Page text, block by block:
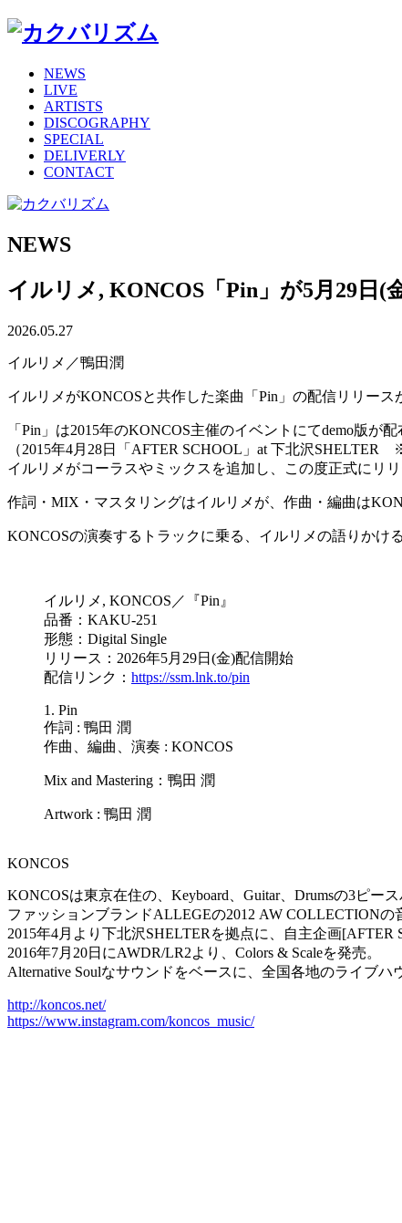
NEWS
LIVE
ARTISTS
DISCOGRAPHY
SPECIAL
DELIVERLY
CONTACT
NEWS
イルリメ, KONCOS「Pin」が5月29日(
2026.05.27
イルリメ／鴨田潤
イルリメがKONCOSと共作した楽曲「Pin」の配信リリース
「Pin」は2015年のKONCOS主催のイベントにてdemo版が配
（2015年4月28日「AFTER SCHOOL」at 下北沢SHELTER
イルリメがコーラスやミックスを追加し、この度正式にリリ
作詞・MIX・マスタリングはイルリメが、作曲・編曲は
KONCOSの演奏するトラックに乗る、イルリメの語りかけ
イルリメ, KONCOS／『Pin』
品番：KAKU-251
形態：Digital Single
リリース：2026年5月29日(金)配信開始
配信リンク： https://ssm.lnk.to/pin
1. Pin
作詞 : 鴨田 潤
作曲、編曲、演奏 : KONCOS
Mix and Mastering：鴨田 潤
Artwork : 鴨田 潤
KONCOS
KONCOSは東京在住の、Keyboard、Guitar、Drumsの3ピース
ファッションブランドALLEGEの2012 AW COLLECTIONの
2015年4月より下北沢SHELTERを拠点に、自主企画[AFTER
2016年7月20日にAWDR/LR2より、Colors & Scaleを発売。
Alternative Soulなサウンドをベースに、全国各地のライブハ
http://koncos.net/
https://www.instagram.com/koncos_music/